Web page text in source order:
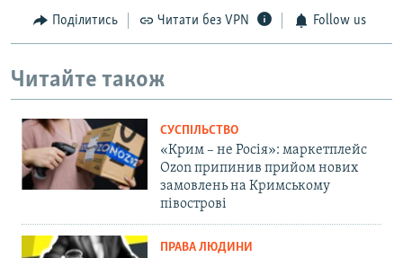
Поділитись Читати без VPN Follow us
Читайте також
СУСПІЛЬСТВО
«Крим – не Росія»: маркетплейс
Ozon припинив прийом нових
замовлень на Кримському
півострові
ПРАВА ЛЮДИНИ